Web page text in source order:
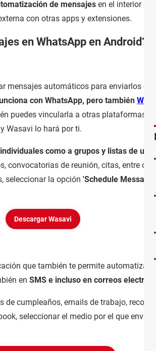
de mensajes en el interior de la
con otras apps y extensiones.
en WhatsApp en Android?
mensajes automáticos para enviarlos en el
con WhatsApp, pero también
puedes vincularla a otras plataformas de
Wasavi lo hará por ti.
como a grupos y listas de
de reunión, citas, entre
seleccionar la opción 'Schedule Message
Descargar Wasavi
que también te permite automatizar
en SMS e incluso en correos
cumpleaños, emails de trabajo,
seleccionar el medio por el que